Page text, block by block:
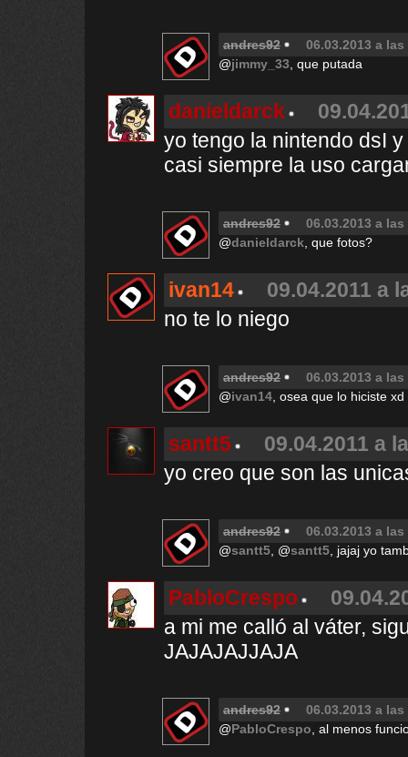
andres92
06.03.2013 a las
@jimmy_33 , que putada
danieldarck
yo tengo la nintendo dsI
casi siempre la uso
andres92
06.03.2013 a las
@danieldarck , que fotos?
ivan14
09.04.2011 a
no te lo niego
andres92
06.03.2013 a las
@ivan14 , osea que lo hiciste xd
santt5
09.04.2011 a
yo creo que son las
andres92
06.03.2013 a las
@santt5 , @santt5 , jajaj yo
PabloCrespo
a mi me calló al váter,
JAJAJAJJAJA
andres92
06.03.2013 a las
@PabloCrespo , al menos